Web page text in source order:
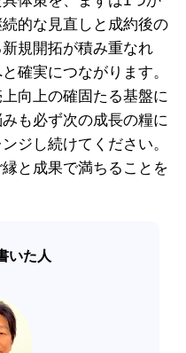
的な見直しと成約後の
規開拓が積み重なれ
確実につながります。
向上の確固たる基盤に
も必ず次の成長の糧に
ジし続けてください。
と成果で満ちることを
いた人